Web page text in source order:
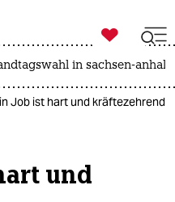

taz zahl ich
in sachsen-anhalt
Job ist hart und kräftezehrend
und